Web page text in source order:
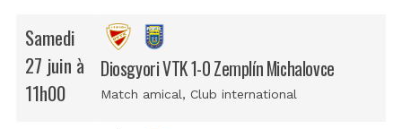
Samedi
27 juin à
11h00
Diosgyori VTK 1-0 Zemplín Michalovce
Match amical, Club international